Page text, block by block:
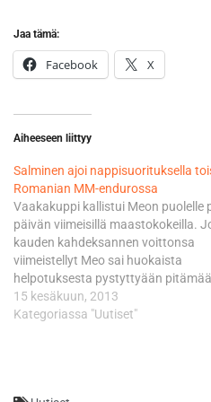
Jaa tämä:
Facebook X
Aiheeseen liittyy
Salminen ajoi nappisuorituksella
Romanian MM-endurossa
Vaakakuppi kallistui Meon puolelle
päivän viimeisillä maastokokeilla.
kauden kahdeksannen voittonsa
viimeistellyt Meo sai huokaista
helpotuksesta pystyttyään
haastajansa 7,13 sekunnin turvin
takanaan. Salminen oli pitkään kiinni
15 kesäkuun, 2013
Kategoriassa "Uutiset"